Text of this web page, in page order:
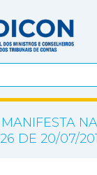
DE 20/07/